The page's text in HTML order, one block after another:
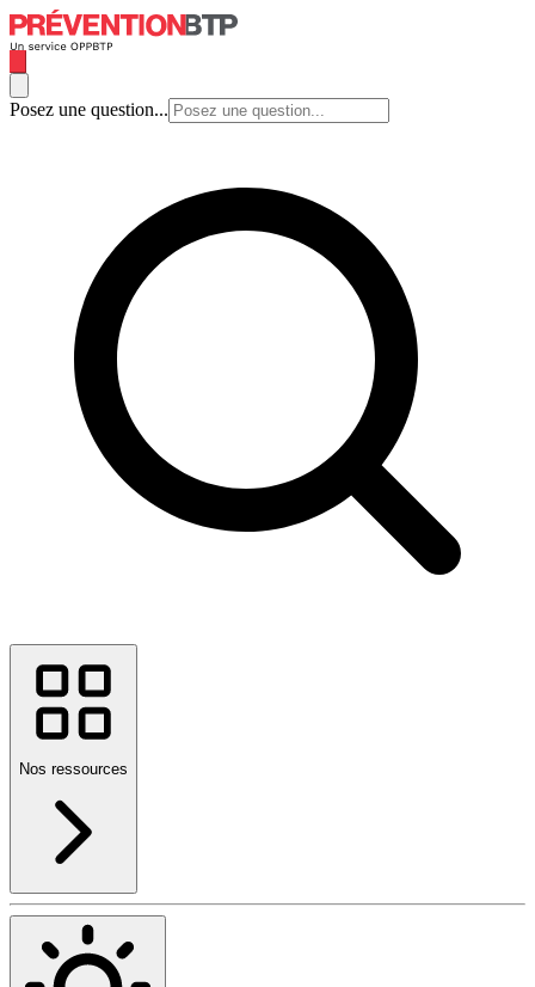
Posez une question...
Nos ressources